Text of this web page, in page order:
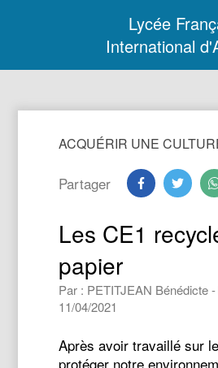
Lycée
International
ACQUÉRIR UNE
Partager
Les CE1
papier
Par : PETITJEAN Bénédicte
11/04/2021
Après avoir travaillé sur
protéger notre